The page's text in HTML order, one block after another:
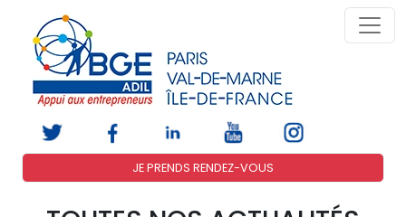
JE PRENDS RENDEZ-VOUS